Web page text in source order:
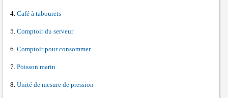
Café à tabourets
Comptoir du serveur
Comptoir pour consommer
Poisson marin
Unité de mesure de pression